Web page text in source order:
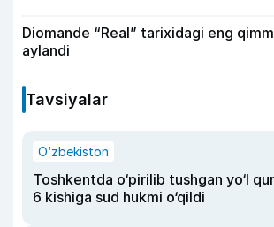
Diomande “Real” tarixidagi eng
aylandi
Tavsiyalar
O‘zbekiston
Toshkentda o‘pirilib tushgan yo‘l
6 kishiga sud hukmi o‘qildi